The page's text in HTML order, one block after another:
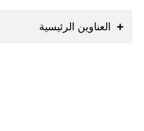
العناوين الرئيسية